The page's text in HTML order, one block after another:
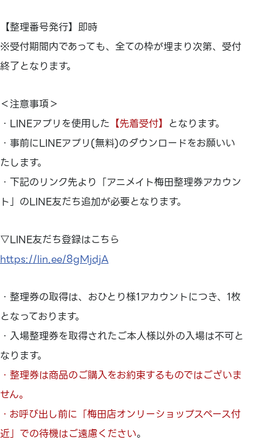
【整理番号発行】即時
※受付期間内であっても、全ての枠が埋まり次第、受付
終了となります。
＜注意事項＞
・LINEアプリを使用した 【先着受付】 となります。
・事前にLINEアプリ(無料)のダウンロードをお願いい
たします。
・下記のリンク先より「アニメイト梅田整理券アカウン
ト」のLINE友だち追加が必要となります。
▽LINE友だち登録はこちら
https://lin.ee/8gMjdjA
・整理券の取得は、おひとり様1アカウントにつき、1枚
となっております。
・入場整理券を取得されたご本人様以外の入場は不可と
なります。
・整理券は商品のご購入をお約束するものではございま
せん。
・お呼び出し前に「梅田店オンリーショップスペース付
近」での待機はご遠慮ください。